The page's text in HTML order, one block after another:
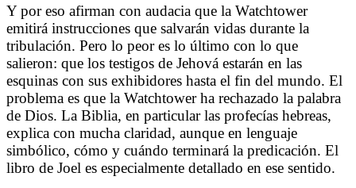
Y por eso afirman con audacia que la Watchtower
emitirá instrucciones que salvarán vidas durante la
tribulación. Pero lo peor es lo último con lo que
salieron: que los testigos de Jehová estarán en las
esquinas con sus exhibidores hasta el fin del mundo. El
problema es que la Watchtower ha rechazado la palabra
de Dios. La Biblia, en particular las profecías hebreas,
explica con mucha claridad, aunque en lenguaje
simbólico, cómo y cuándo terminará la predicación. El
libro de Joel es especialmente detallado en ese sentido.